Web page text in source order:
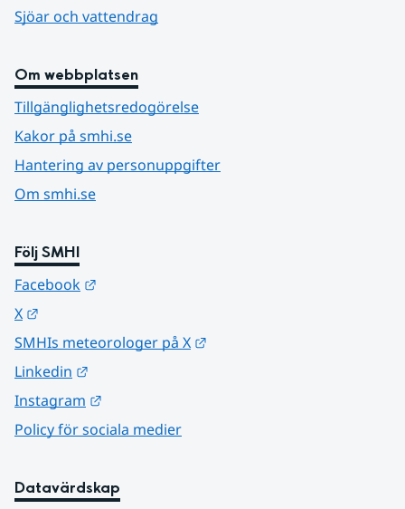
Sjöar och vattendrag
Om webbplatsen
Tillgänglighetsredogörelse
Kakor på smhi.se
Hantering av personuppgifter
Om smhi.se
Följ SMHI
Facebook
X
SMHIs meteorologer på X
Linkedin
Instagram
Policy för sociala medier
Datavärdskap